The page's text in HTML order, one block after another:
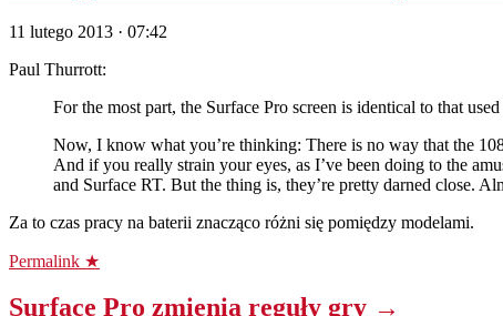
11 lutego 2013 · 07:42
Paul Thurrott:
For the most part, the Surface Pro screen is identical to that
Now, I know what you’re thinking: There is no way that the
And if you really strain your eyes, as I’ve been doing to the
and Surface RT. But the thing is, they’re pretty darned close.
Za to czas pracy na baterii znacząco różni się pomiędzy modelami.
Permalink ★
Surface Pro zmienia reguły gry →